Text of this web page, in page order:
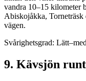
vandra 10–15 kilometer
Abiskojåkka,
vägen.
Svårighetsgrad:
9. Kävsjön